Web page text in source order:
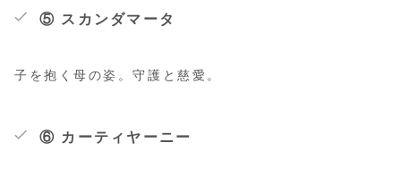
⑤ スカンダマータ
子を抱く母の姿。守護と慈愛。
⑥ カーティヤーニー